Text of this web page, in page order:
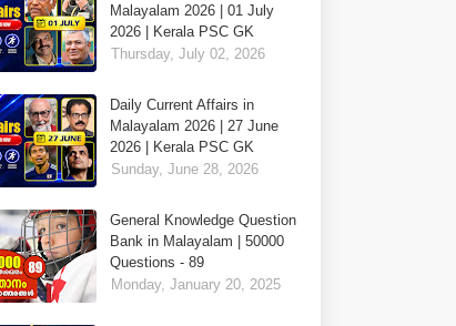
Malayalam 2026 | 01 July
2026 | Kerala PSC GK
Thursday, July 02, 2026
Daily Current Affairs in
Malayalam 2026 | 27 June
2026 | Kerala PSC GK
Sunday, June 28, 2026
General Knowledge Question
Bank in Malayalam | 50000
Questions - 89
Monday, January 20, 2025